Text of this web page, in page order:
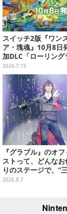
スイッチ2版『ワン
ア・塊魂』10月8日
加DLC「ローリング
イツ」も全機種で配
2026.7.15
『グラブル』のオ
ストって、どんなお
りのステージで、“
現”に全力を懸ける
2026.8.7